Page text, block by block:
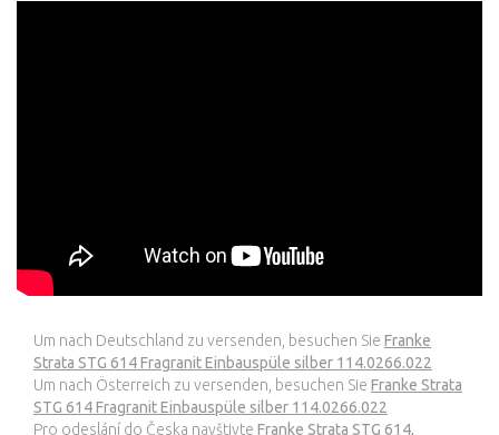
Um nach Deutschland zu versenden, besuchen Sie Franke
Strata STG 614 Fragranit Einbauspüle silber 114.0266.022
Um nach Österreich zu versenden, besuchen Sie Franke Strata
STG 614 Fragranit Einbauspüle silber 114.0266.022
Pro odeslání do Česka navštivte Franke Strata STG 614,